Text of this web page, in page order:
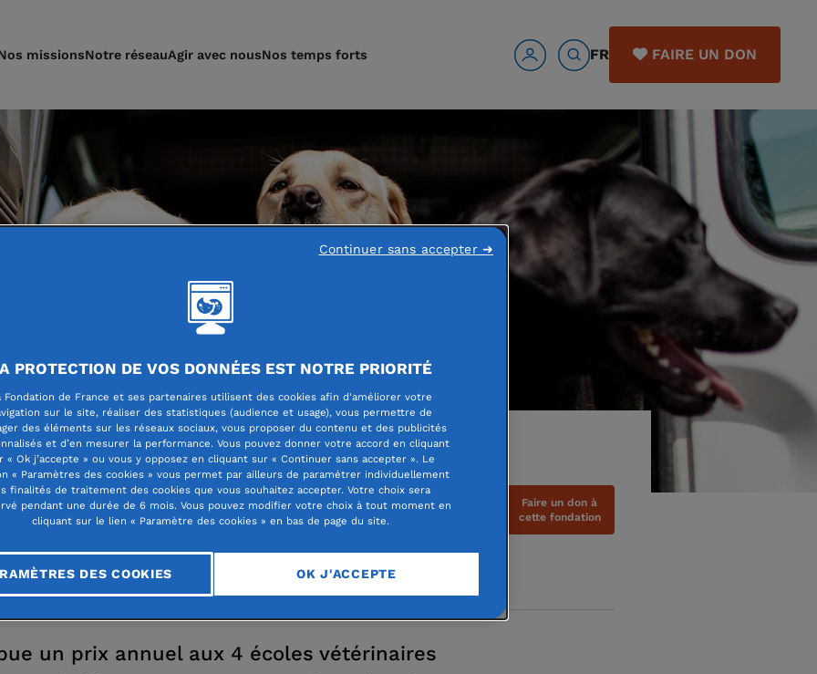
missionsNotre réseauAgir avec nousNos temps forts FR FAIRE UN DON
FERNAND MÉRY
Faire un don à
cette fondation
un prix annuel aux 4 écoles vétérinaires
PROTECTION DE VOS DONNÉES EST NOTRE PRIORITÉ
Fondation de France et ses partenaires utilisent des cookies afin d'améliorer votre
sur le site, réaliser des statistiques (audience et usage), vous permettre de
des éléments sur les réseaux sociaux, vous proposer du contenu et des publicités
et d’en mesurer la performance. Vous pouvez donner votre accord en cliquant
« Ok j’accepte » ou vous y opposez en cliquant sur « Continuer sans accepter ». Le
« Paramètres des cookies » vous permet par ailleurs de paramétrer individuellement
finalités de traitement des cookies que vous souhaitez accepter. Votre choix sera
pendant une durée de 6 mois. Vous pouvez modifier votre choix à tout moment en
cliquant sur le lien « Paramètre des cookies » en bas de page du site.
DES COOKIES OK J'ACCEPTE
Continuer sans accepter ➜